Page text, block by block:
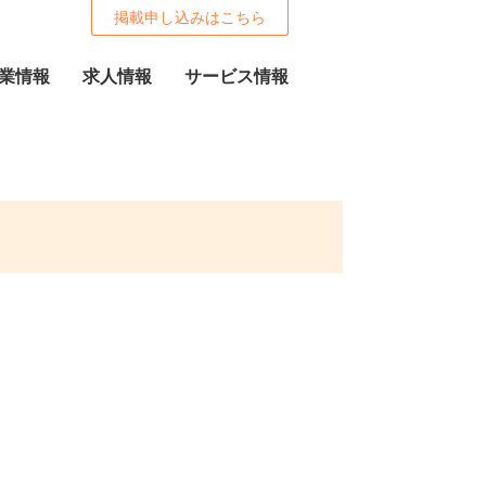
掲載申し込みはこちら
情報 求人情報 サービス情報